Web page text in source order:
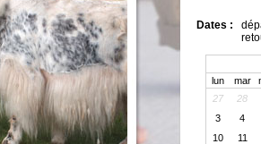
Dates :
lun mar
27
28
3
4
10
11